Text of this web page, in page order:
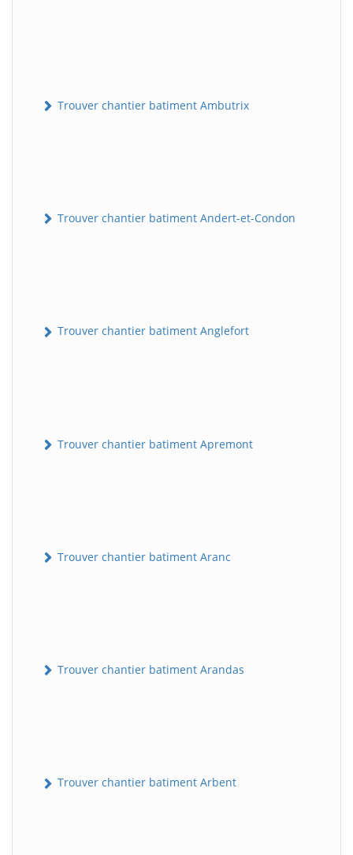
Trouver chantier batiment Ambutrix
Trouver chantier batiment Andert-et-Condon
Trouver chantier batiment Anglefort
Trouver chantier batiment Apremont
Trouver chantier batiment Aranc
Trouver chantier batiment Arandas
Trouver chantier batiment Arbent